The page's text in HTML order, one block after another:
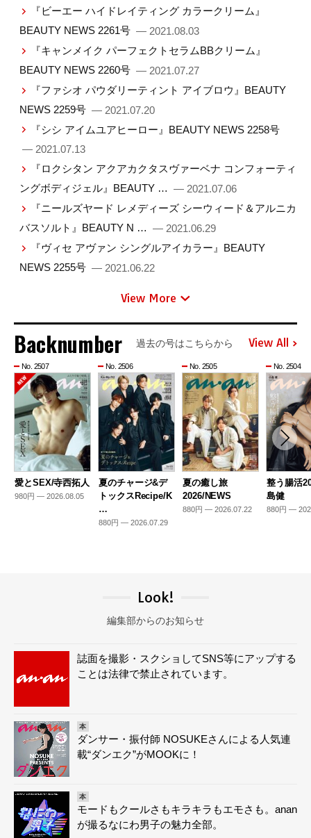
『ビーエー ハイドレイティング カラークリーム』
BEAUTY NEWS 2261号 — 2021.08.03
『キャンメイク パーフェクトセラムBBクリーム』
BEAUTY NEWS 2260号 — 2021.07.27
『ファシオ パウダリーティント アイブロウ』BEAUTY
NEWS 2259号 — 2021.07.20
『シシ アイムユアヒーロー』BEAUTY NEWS 2258号
— 2021.07.13
『ロクシタン アクアカクタスヴァーベナ コンフォーティ
ングボディジェル』BEAUTY … — 2021.07.06
『ニールズヤード レメディーズ シーウィード＆アルニカ
バスソルト』BEAUTY N … — 2021.06.29
『ヴィセ アヴァン シングルアイカラー』BEAUTY
NEWS 2255号 — 2021.06.22
View More
Backnumber 過去の号はこちらから View All
No. 2507
愛とSEX/寺西拓人
980円 — 2026.08.05
No. 2506
夏のチャージ&デ
トックスRecipe/K
…
880円 — 2026.07.29
No. 2505
夏の癒し旅
2026/NEWS
880円 — 2026.07.22
No. 2504
整う腸活
島健
880円 —
Look!
編集部からのお知らせ
誌面を撮影・スクショしてSNS等にアップする
ことは法律で禁止されています。
本
ダンサー・振付師 NOSUKEさんによる人気連
載“ダンエク”がMOOKに！
本
モードもクールさもキラキラもエモさも。anan
が撮るなにわ男子の魅力全部。